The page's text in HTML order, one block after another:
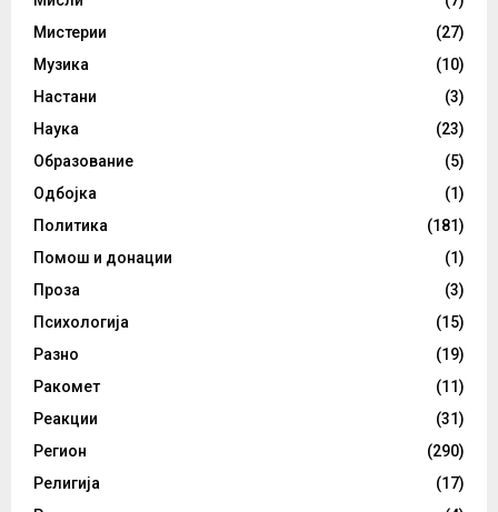
Мистерии
(27)
Музика
(10)
Настани
(3)
Наука
(23)
Образование
(5)
Одбојка
(1)
Политика
(181)
Помош и донации
(1)
Проза
(3)
Психологија
(15)
Разно
(19)
Ракомет
(11)
Реакции
(31)
Регион
(290)
Религија
(17)